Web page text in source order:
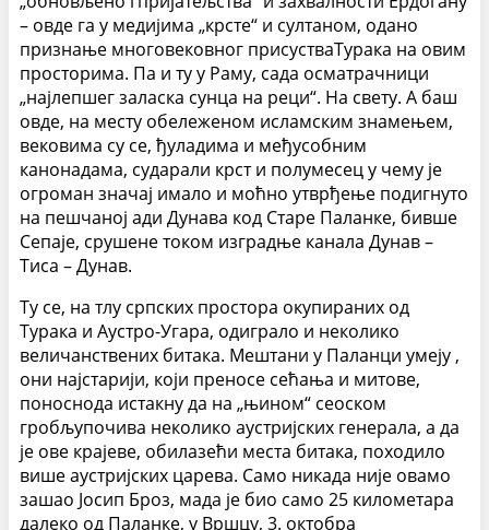
– овде га у медијима „крсте“ и султаном, одано
признање многовековног присустваТурака на овим
просторима. Па и ту у Раму, сада осматрачници
„најлепшег заласка сунца на реци“. На свету. А баш
овде, на месту обележеном исламским знамењем,
вековима су се, ђуладима и међусобним
канонадама, сударали крст и полумесец у чему је
огроман значај имало и моћно утврђење подигнуто
на пешчаној ади Дунава код Старе Паланке, бивше
Сепаје, срушене током изградње канала Дунав –
Тиса – Дунав.
Ту се, на тлу српских простора окупираних од
Турака и Аустро-Угара, одиграло и неколико
величанствених битака. Мештани у Паланци умеју ,
они најстарији, који преносе сећања и митове,
поноснода истакну да на „њином“ сеоском
гробљупочива неколико аустријских генерала, а да
је ове крајеве, обилазећи места битака, походило
више аустријских царева. Само никада није овамо
зашао Јосип Броз, мада је био само 25 километара
далеко од Паланке, у Вршцу, 3. октобра